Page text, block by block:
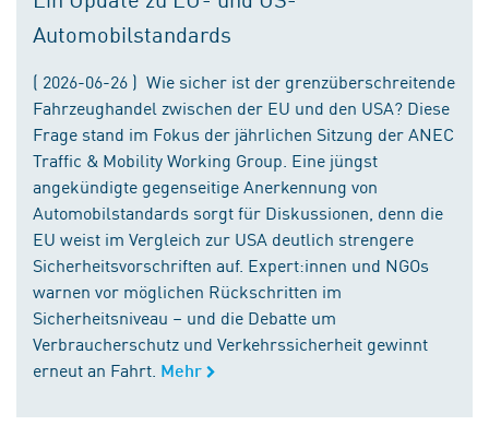
Automobilstandards
( 2026-06-26 ) Wie sicher ist der grenzüberschreitende
Fahrzeughandel zwischen der EU und den USA? Diese
Frage stand im Fokus der jährlichen Sitzung der ANEC
Traffic & Mobility Working Group. Eine jüngst
angekündigte gegenseitige Anerkennung von
Automobilstandards sorgt für Diskussionen, denn die
EU weist im Vergleich zur USA deutlich strengere
Sicherheitsvorschriften auf. Expert:innen und NGOs
warnen vor möglichen Rückschritten im
Sicherheitsniveau – und die Debatte um
Verbraucherschutz und Verkehrssicherheit gewinnt
erneut an Fahrt. Mehr